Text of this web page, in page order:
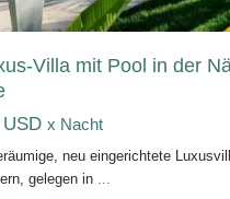
Villa mit Pool in der
USD x Nacht
neu eingerichtete
gelegen in ...